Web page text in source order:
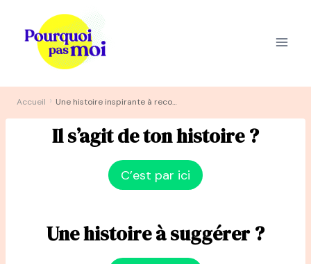
contenu
Accueil › Une histoire inspirante à recommander ?
Il s’agit de ton histoire ?
C’est par ici
Une histoire à suggérer ?